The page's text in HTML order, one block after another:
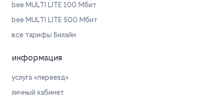
bee MULTI LITE 100 Мбит
bee MULTI LITE 500 Мбит
все тарифы Билайн
информация
услуга «переезд»
личный кабинет